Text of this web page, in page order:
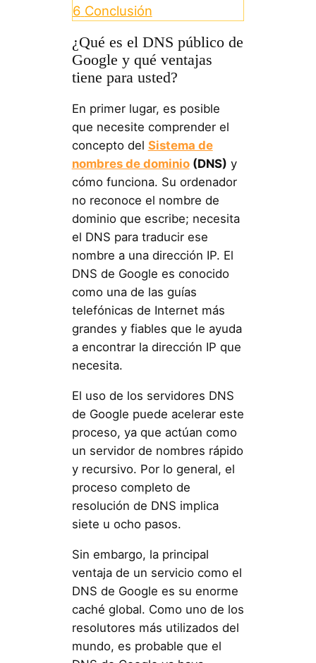
6 Conclusión
¿Qué es el DNS público de
Google y qué ventajas
tiene para usted?
En primer lugar, es posible
que necesite comprender el
concepto del Sistema de
nombres de dominio(DNS) y
cómo funciona. Su ordenador
no reconoce el nombre de
dominio que escribe; necesita
el DNS para traducir ese
nombre a una dirección IP. El
DNS de Google es conocido
como una de las guías
telefónicas de Internet más
grandes y fiables que le ayuda
a encontrar la dirección IP que
necesita.
El uso de los servidores DNS
de Google puede acelerar este
proceso, ya que actúan como
un servidor de nombres rápido
y recursivo. Por lo general, el
proceso completo de
resolución de DNS implica
siete u ocho pasos.
Sin embargo, la principal
ventaja de un servicio como el
DNS de Google es su enorme
caché global. Como uno de los
resolutores más utilizados del
mundo, es probable que el